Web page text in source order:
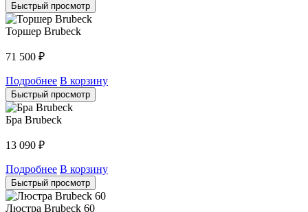
Быстрый просмотр
Торшер Brubeck
71 500 ₽
Подробнее В корзину
Быстрый просмотр
Бра Brubeck
13 090 ₽
Подробнее В корзину
Быстрый просмотр
Люстра Brubeck 60